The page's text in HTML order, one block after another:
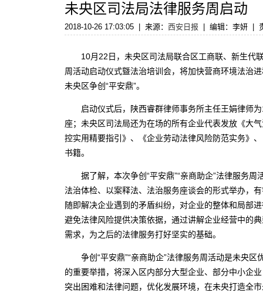
未央区司法局法律服务周启动
2018-10-26 17:03:05 来源： 西安日报 编辑：李妍
10月22日，未央区司法局联合区工商联、新生代联
周活动启动仪式曁法治培训会，将加快营商环境法治
未央区争创“平安鼎”。
启动仪式后，陕西睿群律师事务所主任王娟律师为
座；未央区司法局还为在场的所有企业代表发放《大
控实用精要指引》、《企业劳动法律风险防范实务》
书籍。
据了解，本次争创“平安鼎”“亲商助企”法律服务周
法治体检、以案释法、法治服务座谈会的形式举办，
随即解决企业遇到的矛盾纠纷，对企业的整体和局部
避免法律风险提供决策依据，通过讲解企业经营中的
需求，为之后的法律服务打好坚实的基础。
争创“平安鼎”“亲商助企”法律服务周活动是未央区
的重要举措，将深入区内部分大型企业、部分中小企
突出困难和法律问题，优化发展环境，在未央打造全